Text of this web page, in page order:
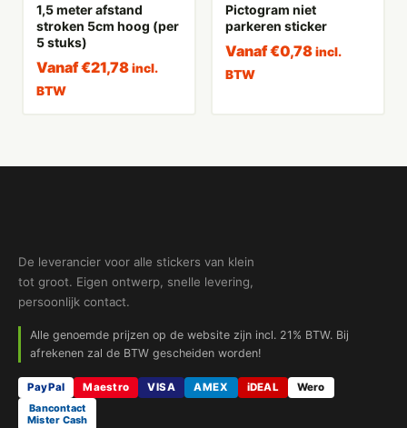
1,5 meter afstand
stroken 5cm hoog (per
5 stuks)
Vanaf€21,78 incl.
BTW
Pictogram niet
parkeren sticker
Vanaf€0,78 incl.
BTW
De leverancier voor alle stickers van klein
tot groot. Eigen ontwerp, snelle levering,
persoonlijk contact.
Alle genoemde prijzen op de website zijn incl. 21% BTW. Bij
afrekenen zal de BTW gescheiden worden!
PayPal Maestro VISA AMEX iDEAL
Wero
Bancontact
Mister Cash